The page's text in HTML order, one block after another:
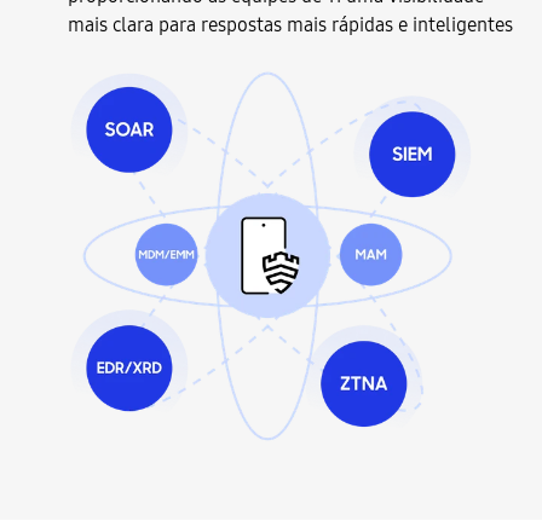
mais clara para respostas mais rápidas e inteligentes